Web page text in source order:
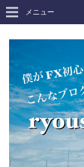
メニュー